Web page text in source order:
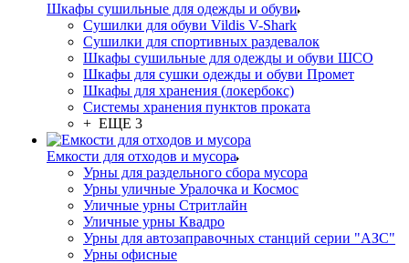
Шкафы сушильные для одежды и обуви
Сушилки для обуви Vildis V-Shark
Сушилки для спортивных раздевалок
Шкафы сушильные для одежды и обуви ШСО
Шкафы для сушки одежды и обуви Промет
Шкафы для хранения (локербокс)
Системы хранения пунктов проката
+ ЕЩЕ 3
Емкости для отходов и мусора
Урны для раздельного сбора мусора
Урны уличные Уралочка и Космос
Уличные урны Стритлайн
Уличные урны Квадро
Урны для автозаправочных станций серии "АЗС"
Урны офисные